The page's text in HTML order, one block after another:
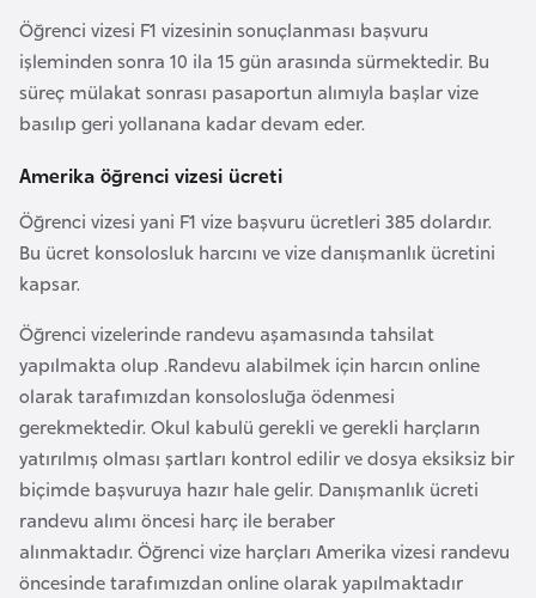
l
e
r
i
Öğrenci vizesi F1 vizesinin sonuçlanması başvuru
işleminden sonra 10 ila 15 gün arasında sürmektedir. Bu
süreç mülakat sonrası pasaportun alımıyla başlar vize
basılıp geri yollanana kadar devam eder.
Amerika öğrenci vizesi ücreti
Öğrenci vizesi yani F1 vize başvuru ücretleri 385 dolardır.
Bu ücret konsolosluk harcını ve vize danışmanlık ücretini
kapsar.
Öğrenci vizelerinde randevu aşamasında tahsilat
yapılmakta olup .Randevu alabilmek için harcın online
olarak tarafımızdan konsolosluğa ödenmesi
gerekmektedir. Okul kabulü gerekli ve gerekli harçların
yatırılmış olması şartları kontrol edilir ve dosya eksiksiz bir
biçimde başvuruya hazır hale gelir. Danışmanlık ücreti
randevu alımı öncesi harç ile beraber
alınmaktadır. Öğrenci vize harçları Amerika vizesi randevu
öncesinde tarafımızdan online olarak yapılmaktadır
y
a
A
z
r
b
a
y
c
a
n
B
a
h
r